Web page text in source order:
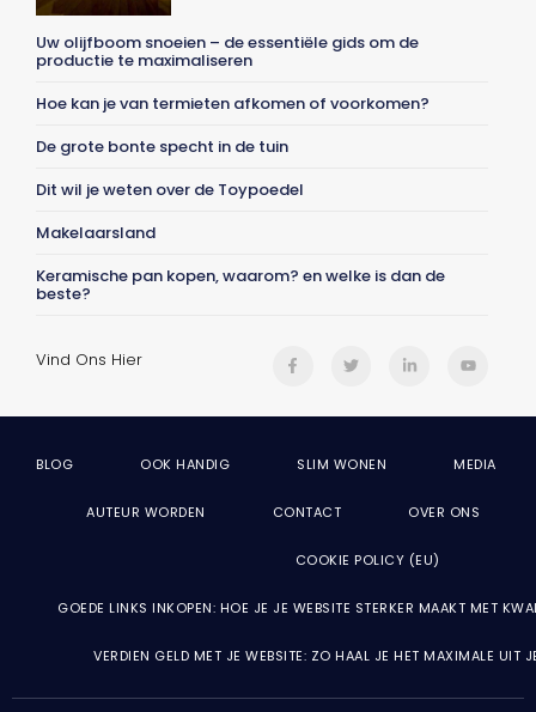
Uw olijfboom snoeien – de essentiële gids om de
productie te maximaliseren
Hoe kan je van termieten afkomen of voorkomen?
De grote bonte specht in de tuin
Dit wil je weten over de Toypoedel
Makelaarsland
Keramische pan kopen, waarom? en welke is dan de
beste?
Vind Ons Hier
BLOG OOK HANDIG SLIM WONEN MEDIA
AUTEUR WORDEN CONTACT OVER ONS
COOKIE POLICY (EU)
GOEDE LINKS INKOPEN: HOE JE JE WEBSITE STERKER MAAKT MET
VERDIEN GELD MET JE WEBSITE: ZO HAAL JE HET MAXIMALE UIT